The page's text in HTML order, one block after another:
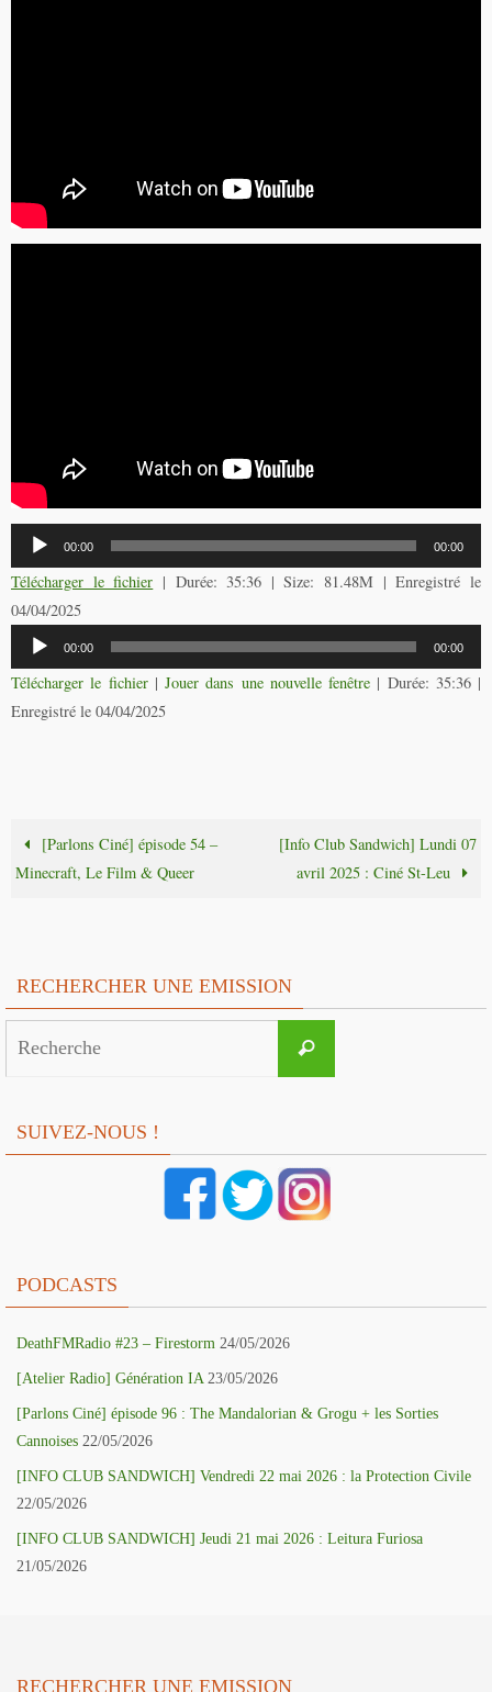
Lecteur
audio
00:00 00:00
Télécharger le fichier | Durée: 35:36 | Size: 81.48M | Enregistré le
04/04/2025
Lecteur
audio
00:00 00:00
Télécharger le fichier| Jouer dans une nouvelle fenêtre | Durée: 35:36|
Enregistré le 04/04/2025
[Parlons Ciné] épisode 54 –
Minecraft, Le Film & Queer
[Info Club Sandwich] Lundi 07
avril 2025 : Ciné St-Leu
RECHERCHER UNE EMISSION
Recherche
SUIVEZ-NOUS !
PODCASTS
DeathFMRadio #23 – Firestorm 24/05/2026
[Atelier Radio] Génération IA 23/05/2026
[Parlons Ciné] épisode 96 : The Mandalorian & Grogu + les Sorties
Cannoises 22/05/2026
[INFO CLUB SANDWICH] Vendredi 22 mai 2026 : la Protection Civile
22/05/2026
[INFO CLUB SANDWICH] Jeudi 21 mai 2026 : Leitura Furiosa
21/05/2026
RECHERCHER UNE EMISSION